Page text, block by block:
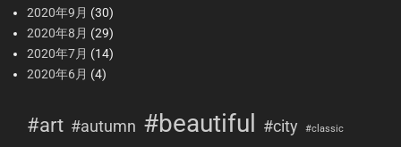
2020年9月 (30)
2020年8月 (29)
2020年7月 (14)
2020年6月 (4)
#art #autumn #beautiful #city #classic